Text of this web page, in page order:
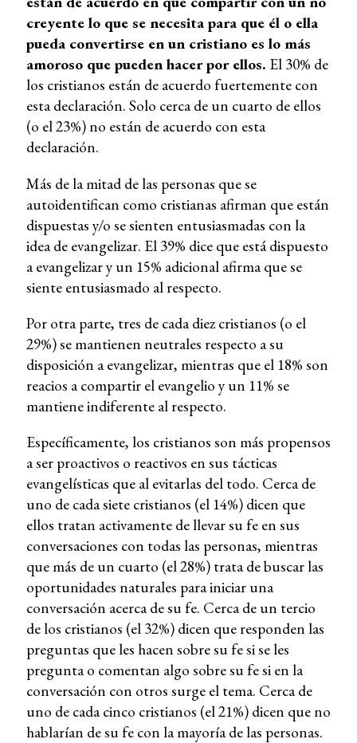
creyente lo que se necesita para que él o ella
pueda convertirse en un cristiano es lo más
amoroso que pueden hacer por ellos. El 30% de
los cristianos están de acuerdo fuertemente con
esta declaración. Solo cerca de un cuarto de ellos
(o el 23%) no están de acuerdo con esta
declaración.
Más de la mitad de las personas que se
autoidentifican como cristianas afirman que están
dispuestas y/o se sienten entusiasmadas con la
idea de evangelizar. El 39% dice que está dispuesto
a evangelizar y un 15% adicional afirma que se
siente entusiasmado al respecto.
Por otra parte, tres de cada diez cristianos (o el
29%) se mantienen neutrales respecto a su
disposición a evangelizar, mientras que el 18% son
reacios a compartir el evangelio y un 11% se
mantiene indiferente al respecto.
Específicamente, los cristianos son más propensos
a ser proactivos o reactivos en sus tácticas
evangelísticas que al evitarlas del todo. Cerca de
uno de cada siete cristianos (el 14%) dicen que
ellos tratan activamente de llevar su fe en sus
conversaciones con todas las personas, mientras
que más de un cuarto (el 28%) trata de buscar las
oportunidades naturales para iniciar una
conversación acerca de su fe. Cerca de un tercio
de los cristianos (el 32%) dicen que responden las
preguntas que les hacen sobre su fe si se les
pregunta o comentan algo sobre su fe si en la
conversación con otros surge el tema. Cerca de
uno de cada cinco cristianos (el 21%) dicen que no
hablarían de su fe con la mayoría de las personas.